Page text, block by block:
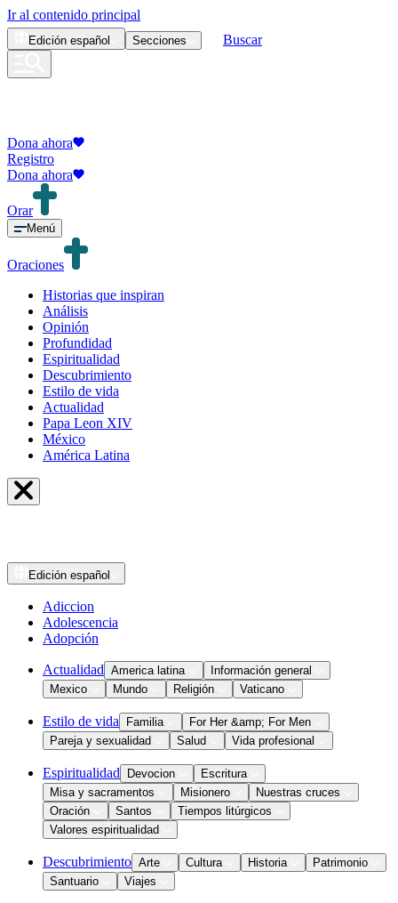
Ir al contenido principal
Edición español Secciones Buscar
Dona ahora
Registro
Dona ahora
Orar
Menú
Oraciones
Historias que inspiran
Análisis
Opinión
Profundidad
Espiritualidad
Descubrimiento
Estilo de vida
Actualidad
Papa Leon XIV
México
América Latina
Edición español
Adiccion
Adolescencia
Adopción
Actualidad America latina
Información general
Mexico
Mundo Religión Vaticano
Estilo de vida Familia
For Her &amp; For Men
Pareja y sexualidad
Salud Vida profesional
Espiritualidad Devocion
Escritura
Misa y sacramentos
Misionero
Nuestras cruces
Oración
Santos
Tiempos litúrgicos
Valores espiritualidad
Descubrimiento Arte Cultura Historia
Patrimonio
Santuario
Viajes